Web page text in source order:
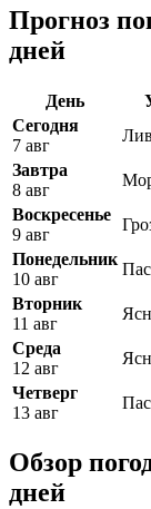
Прогноз
дней
День
Сегодня
7 авг
Завтра
8 авг
Воскресенье
9 авг
Понедельник
10 авг
Вторник
11 авг
Среда
12 авг
Четверг
13 авг
Обзор
дней